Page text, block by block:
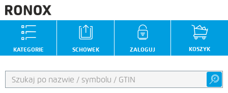
ZALOGUJ KOSZYK
SCHOWEK
KATEGORIE